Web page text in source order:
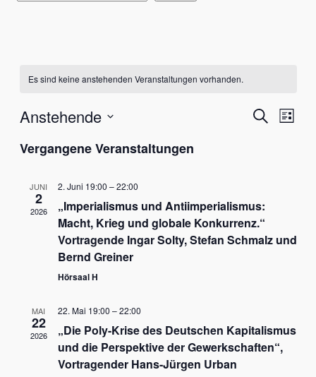
Es sind keine anstehenden Veranstaltungen vorhanden.
SucheListe
Anstehende
wählen.
Vergangene Veranstaltungen
JUNI
2
2026
2. Juni 19:00 –22:00
„Imperialismus und Antiimperialismus:
Macht, Krieg und globale Konkurrenz.“
Vortragende Ingar Solty, Stefan Schmalz und
Bernd Greiner
Hörsaal H
MAI
22
2026
22. Mai 19:00 –22:00
„Die Poly-Krise des Deutschen Kapitalismus
und die Perspektive der Gewerkschaften“,
Vortragender Hans-Jürgen Urban